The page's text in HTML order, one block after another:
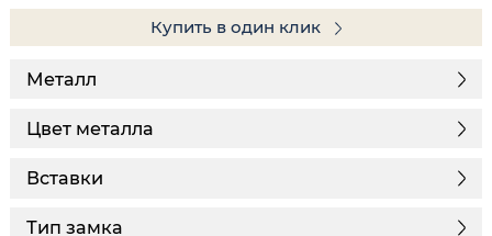
Купить в один клик
Металл
Цвет металла
Вставки
Тип замка